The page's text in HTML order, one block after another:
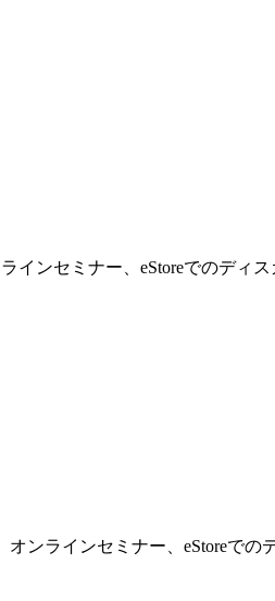
インセミナー、eStoreでのディ
ンラインセミナー、eStoreでの